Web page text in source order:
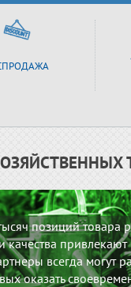
позиций товара
привлекают
всегда могут
оказать